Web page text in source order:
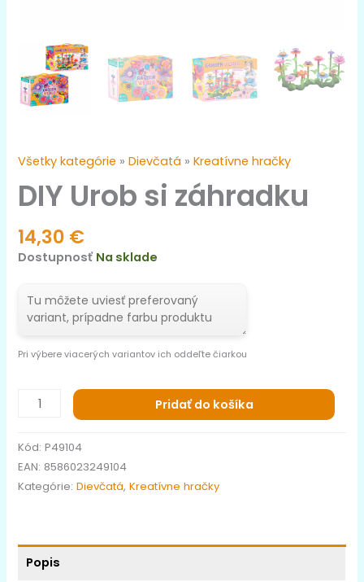
Všetky kategórie »Dievčatá »Kreatívne hračky
DIY Urob si záhradku
14,30 €
Dostupnosť Na sklade
Pri výbere viacerých variantov ich oddeľte čiarkou
Pridať do košíka
Kód:P49104
EAN: 8586023249104
Kategórie:Dievčatá,Kreatívne hračky
Popis